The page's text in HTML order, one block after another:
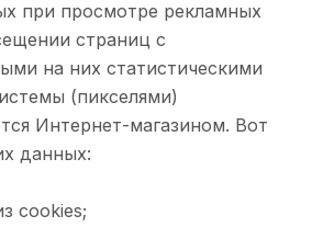
при просмотре рекламных
страниц с
на них статистическими
(пикселями)
Интернет-магазином. Вот
данных:
cookies;